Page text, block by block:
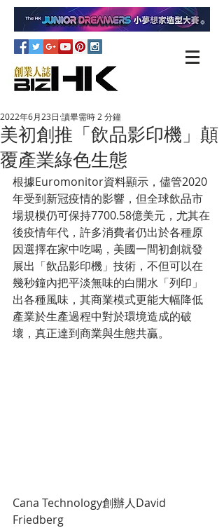
美初創推「飲品影印機」顛
覆產業綠色生態
2022年6月23日 讀畢需時 2 分鐘
根據Euromonitor資料顯示，儘管2020
年受到新冠疫情的影響，但全球飲品市
場規模仍可保持7700.58億美元，尤其在
後疫情年代，許多消費者仍出於各種原
因選擇在家中吃喝，美國一間初創就發
展出「飲品影印機」技術，不但可以在
幾秒鐘內把平淡無味的白開水「列印」
出各種風味，其商業模式更能大幅降低
產業於生產過程中對於環境造成的破
壞，真正達到商業與生態共贏。
Cana Technology創辦人David
Friedberg